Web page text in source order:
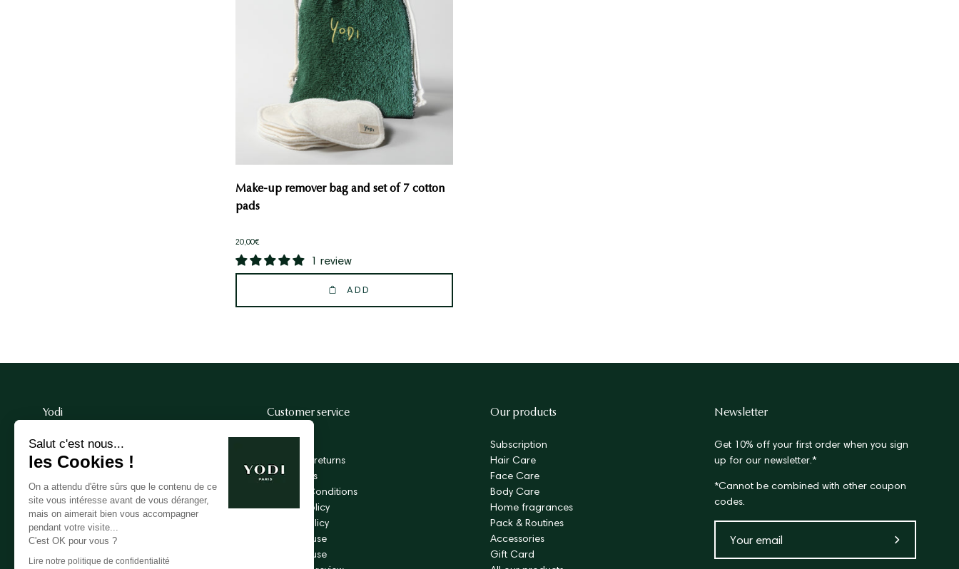
Salut c'est nous...
les Cookies !
On a attendu d'être sûrs que le contenu de ce
site vous intéresse avant de vous déranger,
mais on aimerait bien vous accompagner
pendant votre visite...
C'est OK pour vous ?
Lire notre politique de confidentialité
bag
and
set
of
7
cotton
pads
Make-up remover bag and set of 7 cotton
pads
20,00€
1 review
ADD
Yodi
The brand
Our history
Beauty blog
The Boutique
Affiliates
Membership
Would you like to distribute us?
Customer service
Delivery & returns
Contact us
Terms & Conditions
Refund policy
Privacy policy
Terms of use
Terms of use
Our products
Subscription
Hair Care
Face Care
Body Care
Home fragrances
Pack & Routines
Accessories
Gift Card
Newsletter
Get 10% off your first order when you sign
up for our newsletter.*
*Cannot be combined with other coupon
codes.
Subscribe